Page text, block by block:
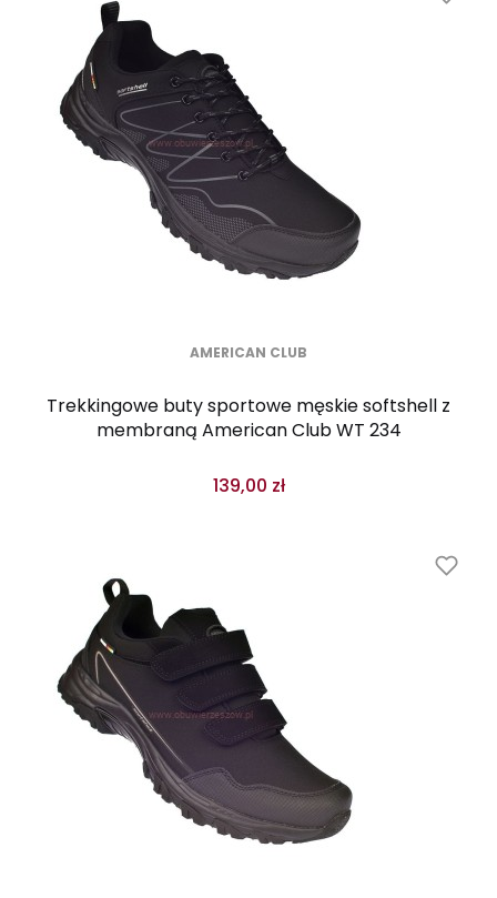
AMERICAN CLUB
Trekkingowe buty sportowe męskie softshell z
membraną American Club WT 234
139,00 zł